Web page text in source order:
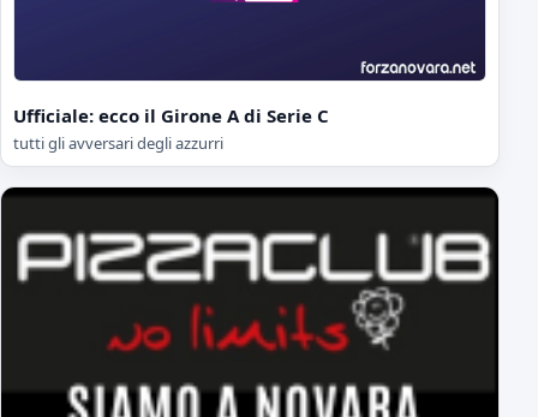
Ufficiale: ecco il Girone A di Serie C
tutti gli avversari degli azzurri